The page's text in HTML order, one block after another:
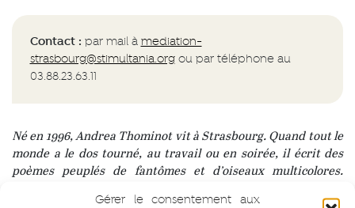
Gérer le consentement aux
Contact : par mail àmediation-
strasbourg@stimultania.orgou par téléphone au
03.88.23.63.11
Né en 1996, Andrea Thominot vit à Strasbourg. Quand tout le
monde a le dos tourné, au travail ou en soirée, il écrit des
poèmes peuplés de fantômes et d’oiseaux multicolores.